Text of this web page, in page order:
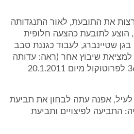
את התובעת, לאור התנגדותה
הוצע לתובעת כהצעה חלופית
שטיינברג, לעבוד כגננת סבב
למציאת שיבוץ אחר (ראה: עדותה
של הגב' זכאי, בעמ' 36 לפרוטוקול מיום 20.1.2011
לעיל, אפנה עתה לבחון את תביעת
התביעה לפיצויים ותביעת